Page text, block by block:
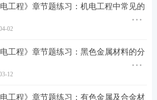
工程》章节题练习：机电工程中常见的
02
工程》章节题练习：黑色金属材料的分
12
工程》章节题练习：有色金属及合金材